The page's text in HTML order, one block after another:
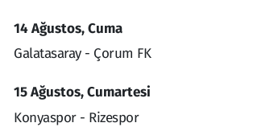
14 Ağustos, Cuma
Galatasaray - Çorum FK
15 Ağustos, Cumartesi
Konyaspor - Rizespor